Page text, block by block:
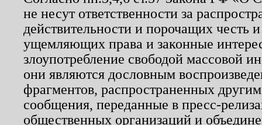
не несут ответственности за
действительности и порочащих честь
ущемляющих права и законные
злоупотребление свободой массовой
они являются дословным
фрагментов, распространенных
сообщения, переданные в пресс-
общественных организаций и